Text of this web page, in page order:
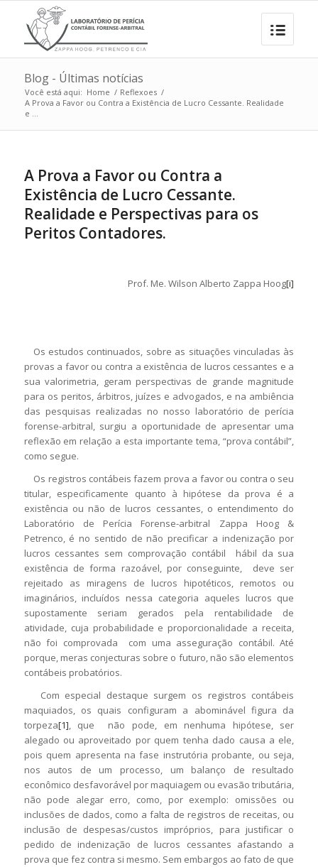
Blog - Últimas notícias
Você está aqui: Home / Reflexoes /
A Prova a Favor ou Contra a Existência de Lucro Cessante. Realidade
e ...
A Prova a Favor ou Contra a
Existência de Lucro Cessante.
Realidade e Perspectivas para os
Peritos Contadores.
Prof. Me. Wilson Alberto Zappa Hoog[i]
Os estudos continuados, sobre as situações vinculadas às
provas a favor ou contra a existência de lucros cessantes e a
sua valorimetria, geram perspectivas de grande magnitude
para os peritos, árbitros, juízes e advogados, e na ambiência
das pesquisas realizadas no nosso laboratório de perícia
forense-arbitral, surgiu a oportunidade de apresentar uma
reflexão em relação a esta importante tema, “prova contábil”,
como segue.
Os registros contábeis fazem prova a favor ou contra o seu
titular, especificamente quanto à hipótese da prova é a
existência ou não de lucros cessantes, o entendimento do
Laboratório de Perícia Forense-arbitral Zappa Hoog &
Petrenco, é no sentido de não precificar a indenização por
lucros cessantes sem comprovação contábil hábil da sua
existência de forma razoável, por conseguinte, deve ser
rejeitado as miragens de lucros hipotéticos, remotos ou
imaginários, incluídos nessa categoria aqueles lucros que
supostamente seriam gerados pela rentabilidade de
atividade, cuja probabilidade e proporcionalidade a receita,
não foi comprovada com uma asseguração contábil. Até
porque, meras conjecturas sobre o futuro, não são elementos
contábeis probatórios.
Com especial destaque surgem os registros contábeis
maquiados, os quais configuram a abominável figura da
torpeza[1], que não pode, em nenhuma hipótese, ser
alegado ou aproveitado por quem tenha dado causa a ele,
pois quem apresenta na fase instrutória probante, ou seja,
nos autos de um processo, um balanço de resultado
econômico desfavorável por maquiagem ou evasão tributária,
não pode alegar erro, como, por exemplo: omissões ou
inclusões de dados, como a falta de registros de receitas, ou
inclusão de despesas/custos impróprios, para justificar o
pedido de indenização de lucros cessantes afastando a
prova que fez contra si mesmo. Sem embargos ao fato de que